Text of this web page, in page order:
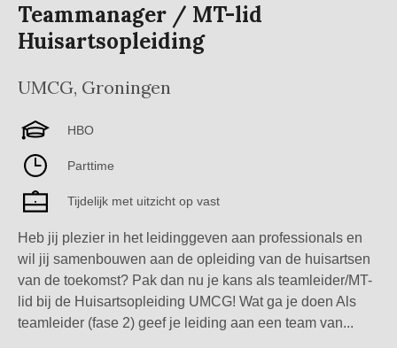
Teammanager / MT-lid
Huisartsopleiding
UMCG, Groningen
HBO
Parttime
Tijdelijk met uitzicht op vast
Heb jij plezier in het leidinggeven aan professionals en
wil jij samenbouwen aan de opleiding van de huisartsen
van de toekomst? Pak dan nu je kans als teamleider/MT-
lid bij de Huisartsopleiding UMCG! Wat ga je doen Als
teamleider (fase 2) geef je leiding aan een team van...